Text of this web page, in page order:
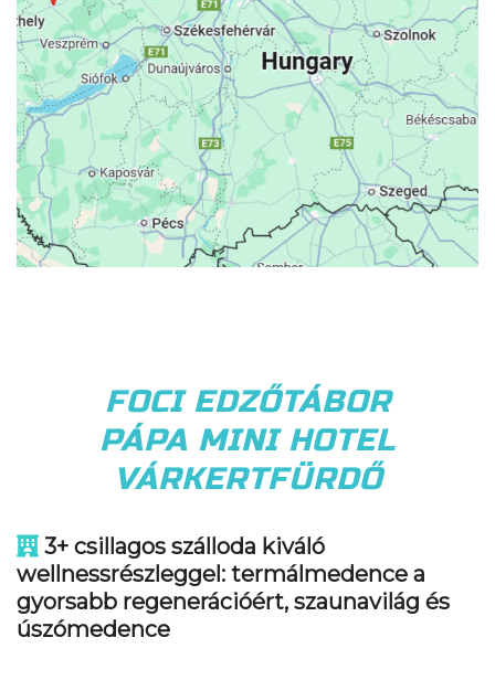
FOCI EDZŐTÁBOR
PÁPA MINI HOTEL
VÁRKERTFÜRDŐ
3+ csillagos szálloda kiváló
wellnessrészleggel: termálmedence a
gyorsabb regenerációért, szaunavilág és
úszómedence